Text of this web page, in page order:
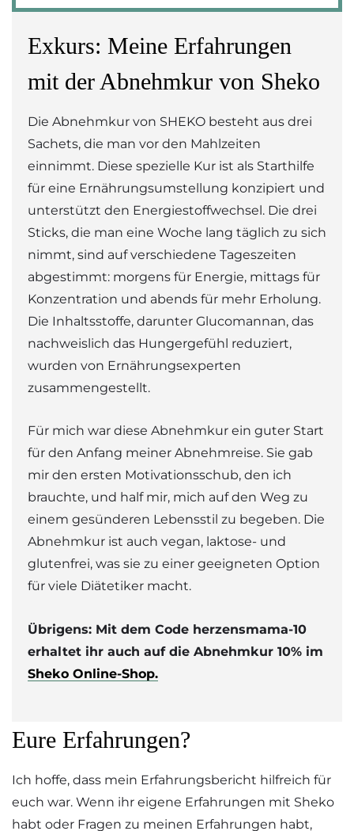
Exkurs: Meine Erfahrungen
mit der Abnehmkur von Sheko
Die Abnehmkur von SHEKO besteht aus drei
Sachets, die man vor den Mahlzeiten
einnimmt. Diese spezielle Kur ist als Starthilfe
für eine Ernährungsumstellung konzipiert und
unterstützt den Energiestoffwechsel. Die drei
Sticks, die man eine Woche lang täglich zu sich
nimmt, sind auf verschiedene Tageszeiten
abgestimmt: morgens für Energie, mittags für
Konzentration und abends für mehr Erholung.
Die Inhaltsstoffe, darunter Glucomannan, das
nachweislich das Hungergefühl reduziert,
wurden von Ernährungsexperten
zusammengestellt.
Für mich war diese Abnehmkur ein guter Start
für den Anfang meiner Abnehmreise. Sie gab
mir den ersten Motivationsschub, den ich
brauchte, und half mir, mich auf den Weg zu
einem gesünderen Lebensstil zu begeben. Die
Abnehmkur ist auch vegan, laktose- und
glutenfrei, was sie zu einer geeigneten Option
für viele Diätetiker macht.
Übrigens: Mit dem Code herzensmama-10
erhaltet ihr auch auf die Abnehmkur 10% im
Sheko Online-Shop.
Eure Erfahrungen?
Ich hoffe, dass mein Erfahrungsbericht hilfreich für
euch war. Wenn ihr eigene Erfahrungen mit Sheko
habt oder Fragen zu meinen Erfahrungen habt,